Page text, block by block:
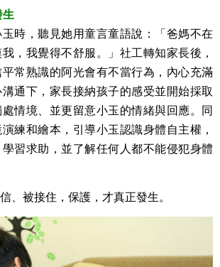
生
時，聽見她用童言童語說：「爸媽不在
，我覺得不舒服。」社工轉知家長後，
常熟識的阿光會有不當行為，內心充滿
通下，家長接納孩子的感受並開始採取
情境、並更留意小玉的情緒與回應。同
練和繪本，引導小玉認識身體自主權，
習求助，並了解任何人都不能侵犯身體
、被接住，保護，才真正發生。